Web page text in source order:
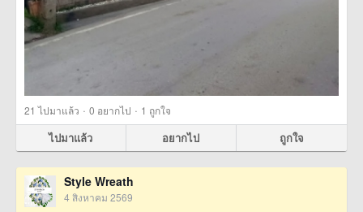
21 ไปมาแล้ว · 0 อยากไป · 1 ถูกใจ
ไปมาแล้ว อยากไป ถูกใจ
Style Wreath
4 สิงหาคม 2569